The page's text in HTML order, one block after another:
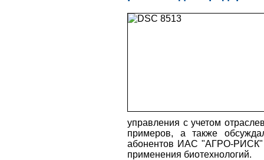
управления с учетом
примеров, а также
абонентов ИАС "АГРО-РИСК" и
применения биотехнологий.